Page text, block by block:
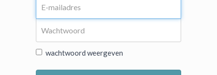
wachtwoord weergeven